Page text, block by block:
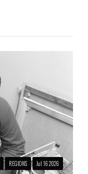
REGIONS Jul 16 2026